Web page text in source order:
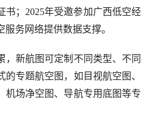
书；2025年受邀参加广西低空经
务网络提供数据支撑。
，新航图可定制不同类型、不同
专题航空图，如目视航空图、
机场净空图、导航专用底图等专